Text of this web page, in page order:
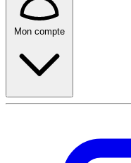
Mon compte